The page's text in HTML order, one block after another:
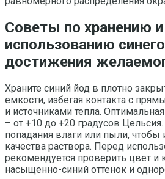
Советы по хранению и
использованию
достижения
Храните синий йод в плотно
емкости, избегая контакта с
и источниками тепла.
– от +10 до +20 градусов
попадания влаги или пыли,
качества раствора. Перед
рекомендуется проверить цвет и
насыщенно-синий оттенок и